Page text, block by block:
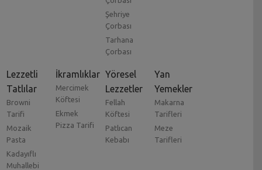
Şehriye
Çorbası
Tarhana
Çorbası
Lezzetli
Tatlılar
Browni
Tarifi
Mozaik
Pasta
Kadayıflı
Muhallebi
İkramlıklar
Mercimek
Köftesi
Ekmek
Pizza Tarifi
Yöresel
Lezzetler
Fellah
Köftesi
Patlıcan
Kebabı
Yan
Yemekler
Makarna
Tarifleri
Meze
Tarifleri